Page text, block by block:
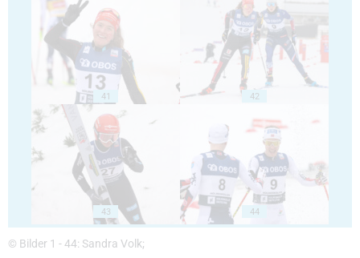
41 42
43 44
© Bilder 1 - 44: Sandra Volk;